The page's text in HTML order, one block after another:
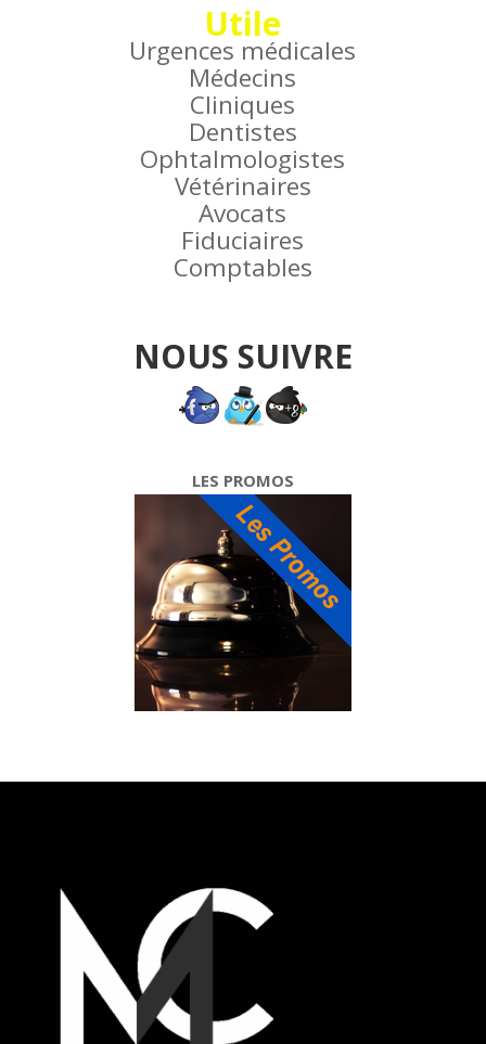
Utile
Urgences médicales
Médecins
Cliniques
Dentistes
Ophtalmologistes
Vétérinaires
Avocats
Fiduciaires
Comptables
NOUS SUIVRE
LES PROMOS